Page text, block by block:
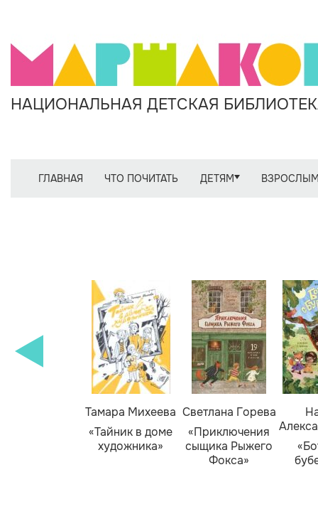
НАЦИОНАЛЬНАЯ ДЕТСКАЯ
ГЛАВНАЯ ЧТО ПОЧИТАТЬ ДЕТЯМ
Тамара Михеева
«Тайник в доме
художника»
Светлана Горева
«Приключения
сыщика Рыжего
Фокса»